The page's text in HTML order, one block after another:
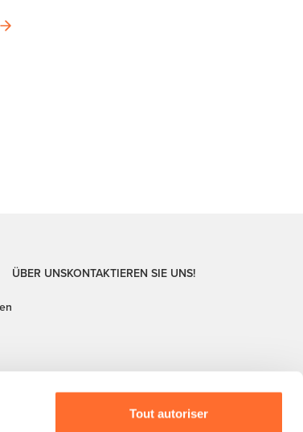
Tout autoriser
ÜBER UNSKONTAKTIEREN SIE UNS!